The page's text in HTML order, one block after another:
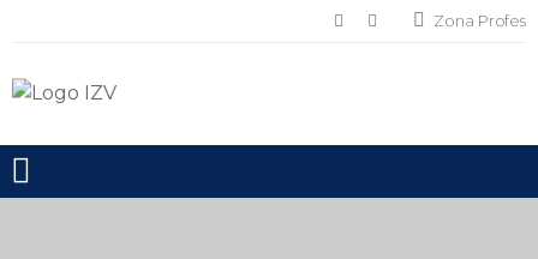
Zona Profes
Toggle mobile menu